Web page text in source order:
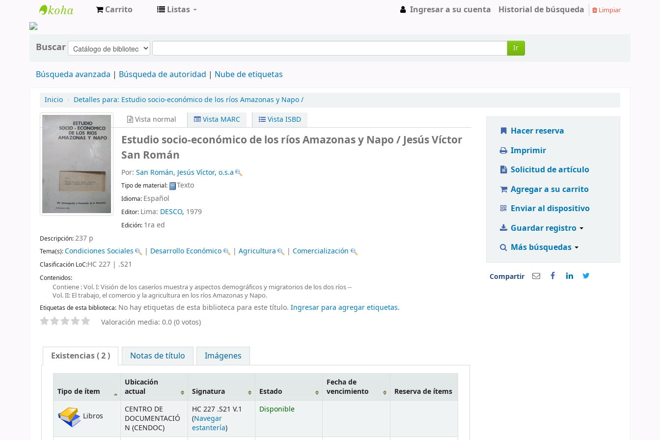
Carrito Listas Ingresar a su cuenta Historial de búsqueda Limpiar
Buscar Ir
Búsqueda avanzada Búsqueda de autoridad Nube de etiquetas
Inicio › Detalles para: Estudio socio-económico de los ríos Amazonas y Napo /
Vista normal
Vista MARC Vista ISBD
Estudio socio-económico de los ríos Amazonas y Napo /Jesús Víctor
San Román
Por: San Román, Jesús Víctor, o.s.a
Tipo de material: Texto
Idioma: Español
Editor: Lima: DESCO, 1979
Edición: 1ra ed
Descripción:237 p
Tema(s):Condiciones Sociales | Desarrollo Económico | Agricultura |Comercialización
Clasificación LoC:HC 227 | .S21
Contenidos:
Contiene : Vol. I: Visión de los caseríos muestra y aspectos demográficos y migratorios de los dos ríos --
Vol. II: El trabajo, el comercio y la agricultura en los ríos Amazonas y Napo.
Etiquetas de esta biblioteca: No hay etiquetas de esta biblioteca para este título. Ingresar para agregar etiquetas.
Valoración media: 0.0 (0 votos)
Existencias( 2 ) Notas de título Imágenes
Tipo de ítem
Ubicación
actual
Signatura Estado
Fecha de
vencimiento
Reserva de ítems
Libros
CENTRO DE
DOCUMENTACIÓ
N (CENDOC)
HC 227 .S21 V.1
(Navegar
estantería)
Disponible
Hacer reserva
Imprimir
Solicitud de artículo
Agregar a su carrito
Enviar al dispositivo
Guardar registro
Más búsquedas
Compartir